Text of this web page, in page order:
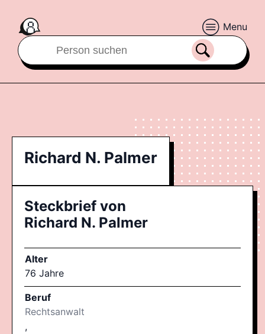
Menu
Richard N. Palmer
Steckbrief von
Richard N. Palmer
Alter
76 Jahre
Beruf
Rechtsanwalt
,